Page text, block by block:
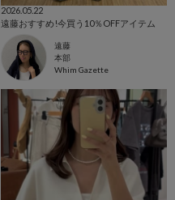
2026.05.22
遠藤おすすめ!今買う10％OFFアイテム
遠藤
本部
Whim Gazette